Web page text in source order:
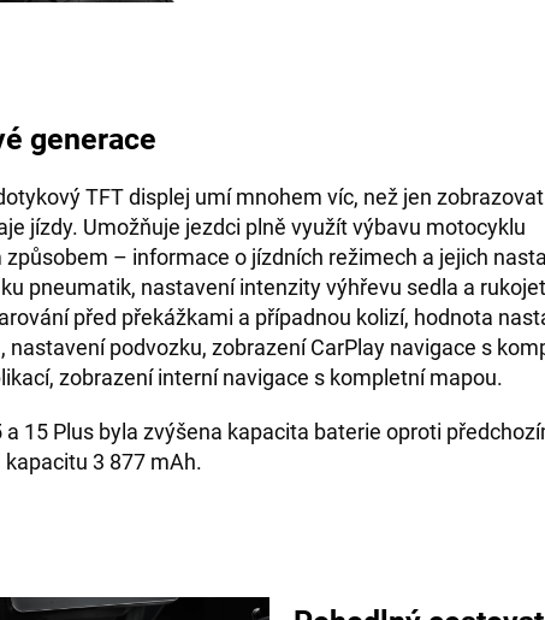
generace
TFT displej umí mnohem víc, než jen zobrazovat
jízdy. Umožňuje jezdci plně využít výbavu motocyklu
způsobem – informace o jízdních režimech a jejich
pneumatik, nastavení intenzity výhřevu sedla a
před překážkami a případnou kolizí, hodnota
nastavení podvozku, zobrazení CarPlay navigace s
zobrazení interní navigace s kompletní mapou.
a 15 Plus byla zvýšena kapacita baterie oproti
3 877 mAh.